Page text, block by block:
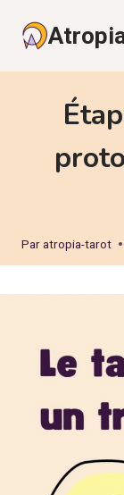
Paratropia-tarot